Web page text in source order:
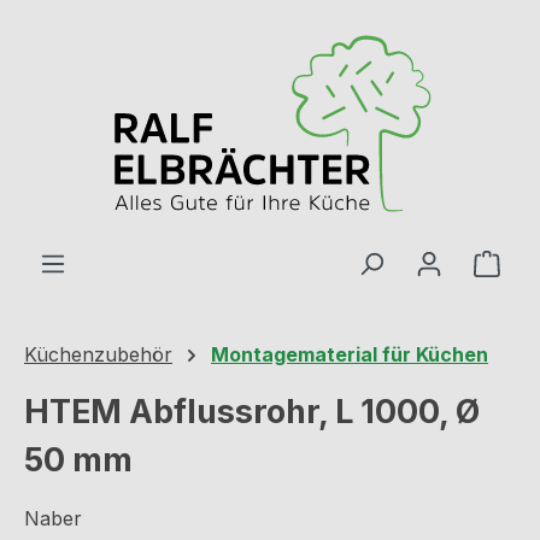
Küchenzubehör Montagematerial für Küchen
HTEM Abflussrohr, L 1000, Ø
50 mm
Naber